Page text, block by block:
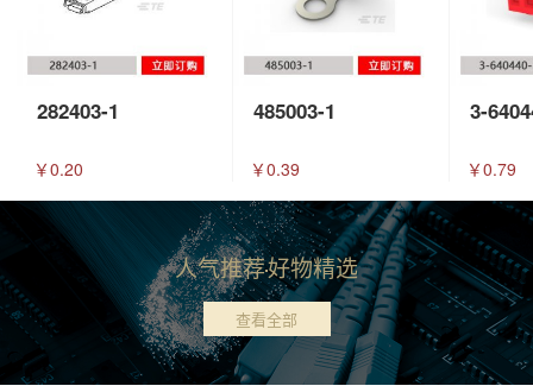
282403-1
￥0.20
485003-1
￥0.39
3-
￥0.79
人气推荐好物精选
查看全部